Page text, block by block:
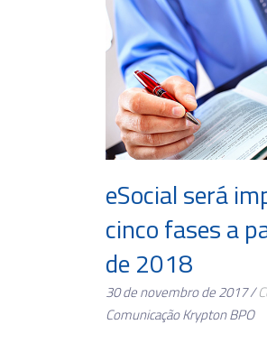
eSocial será
cinco fases a
de 2018
30 de novembro de 2017 /
Comunicação Krypton BPO